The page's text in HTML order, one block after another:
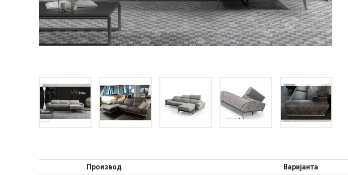
Производ Варијанта